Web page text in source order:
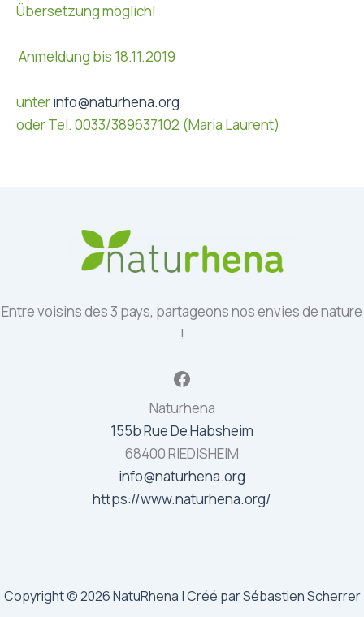
Übersetzung möglich!
Anmeldung bis 18.11.2019
unterinfo@naturhena.org
oder Tel. 0033/389637102 (Maria Laurent)
Entre voisins des 3 pays, partageons nos envies de nature
!
Facebook
Naturhena
155b Rue De Habsheim
68400 RIEDISHEIM
info@naturhena.org
https://www.naturhena.org/
Copyright © 2026 NatuRhena | Créé par Sébastien Scherrer